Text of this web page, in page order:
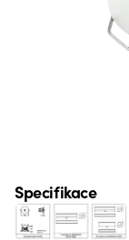
Specifikace